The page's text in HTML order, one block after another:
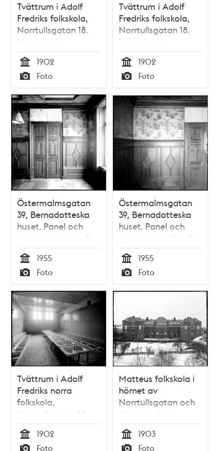
Tvättrum i Adolf
Fredriks folkskola,
Norrtullsgatan 18.
Nuvarande
Matteusskolan.
Tid
1902
Typ
Foto
Tvättrum i Adolf
Fredriks folkskola,
Norrtullsgatan 18.
Nuvarande
Matteusskolan.
Tid
1902
Typ
Foto
Östermalmsgatan
39, Bernadotteska
huset. Panel och
tapet i matsalen 1tr
Tid
1955
Typ
Foto
Östermalmsgatan
39, Bernadotteska
huset. Panel och
tapet i matsalen 1tr
Tid
1955
Typ
Foto
Tvättrum i Adolf
Fredriks norra
folkskola,
Norrtullsgatan 18.
Nuvarande
Matteusskolan.
Tid
1902
Foto
Matteus folkskola i
hörnet av
Norrtullsgatan och
Vanadisvägen
vintertid
Tid
1903
Foto